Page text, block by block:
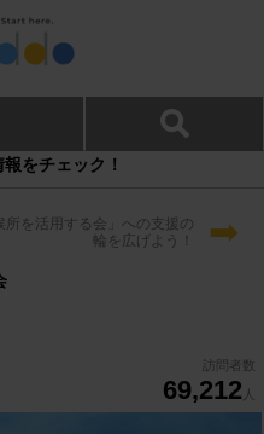
をチェック！
所を活用する会」への支援の
輪を広げよう！
➡
訪問者数
69,212 人